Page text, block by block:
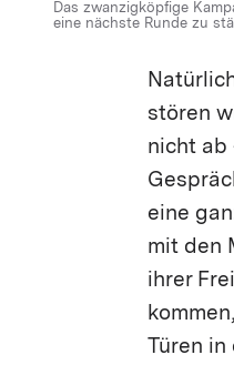
Das zwanzigköpfige
eine nächste Runde zu
Salomé Weber,
stören
nicht ab
eine
mit den
ihrer
Türen